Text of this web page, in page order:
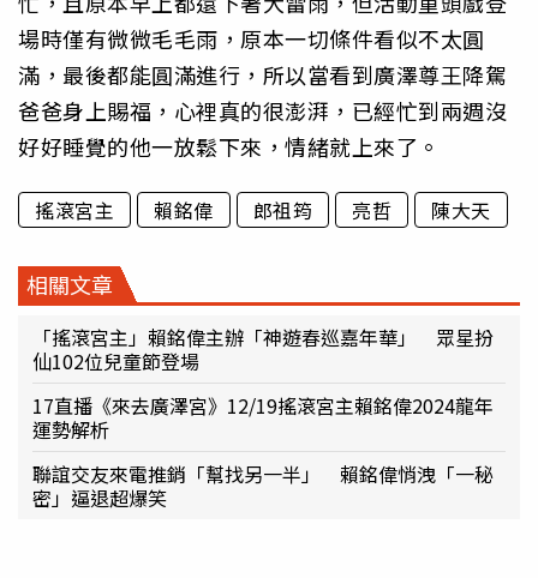
場時僅有微微毛毛雨，原本一切條件看似不太圓
滿，最後都能圓滿進行，所以當看到廣澤尊王降駕
爸爸身上賜福，心裡真的很澎湃，已經忙到兩週沒
好好睡覺的他一放鬆下來，情緒就上來了。
搖滾宮主 賴銘偉 郎祖筠 亮哲 陳大天
相關文章
「搖滾宮主」賴銘偉主辦「神遊春巡嘉年華」 眾星扮
仙102位兒童節登場
17直播《來去廣澤宮》12/19搖滾宮主賴銘偉2024龍年
運勢解析
聯誼交友來電推銷「幫找另一半」 賴銘偉悄洩「一秘
密」逼退超爆笑